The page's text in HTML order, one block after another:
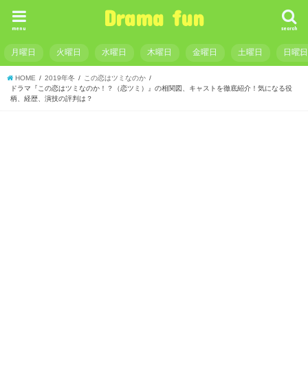
Drama fun search
menu
月曜日 火曜日 水曜日 木曜日 金曜日 土曜日 日曜日
HOME 2019年冬
この恋はツミなのか
ドラマ『この恋はツミなのか！？（恋ツミ）』の相関図、キャストを徹底紹介！気になる役
柄、経歴、演技の評判は？